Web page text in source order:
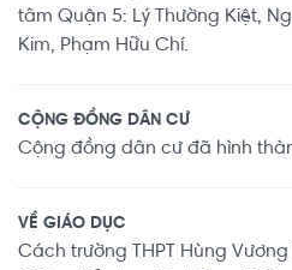
tâm Quận 5: Lý Thường Kiệt,
Kim, Phạm Hữu Chí.
CỘNG ĐỒNG DÂN CƯ
Cộng đồng dân cư đã hình
VỀ GIÁO DỤC
Cách trường THPT Hùng